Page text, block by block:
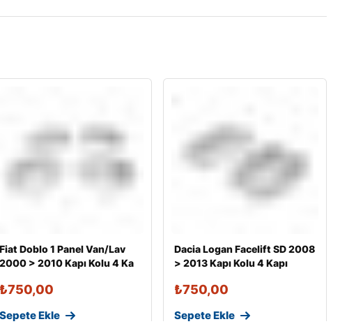
Fiat Doblo 1 Panel Van/Lav
2000 > 2010 Kapı Kolu 4 Ka
₺750,00
Sepete Ekle
Dacia Logan Facelift SD 2008
> 2013 Kapı Kolu 4 Kapı
₺750,00
Sepete Ekle